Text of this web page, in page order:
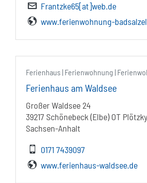
Frantzke65[at]web.de
www.ferienwohnung-
Ferienhaus | Ferienwohnung |
Ferienhaus am Waldsee
Großer Waldsee 24
39217 Schönebeck (Elbe) OT Plötzky
Sachsen-Anhalt
0171 7439097
www.ferienhaus-waldsee.de